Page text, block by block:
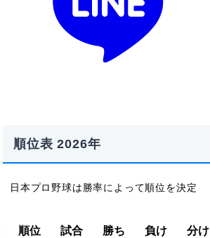
順位表 2026年
日本プロ野球は勝率によって順位を決定
順位 試合 勝ち 負け 分け